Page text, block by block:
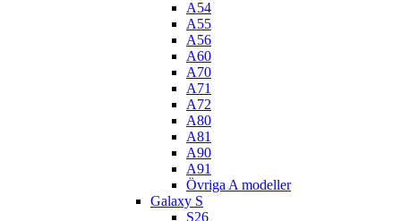
A54
A55
A56
A60
A70
A71
A72
A80
A81
A90
A91
Övriga A modeller
Galaxy S
S26